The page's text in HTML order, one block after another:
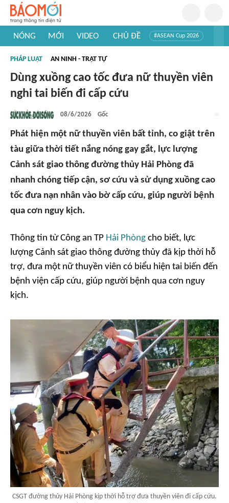
NÓNG MỚI VIDEO CHỦ ĐỀ #ASEAN Cup 2026
#Khám phá thế giới
PHÁP LUẬT AN NINH - TRẬT TỰ
Dùng xuồng cao tốc đưa nữ thuyền viên
nghi tai biến đi cấp cứu
08/6/2026 Gốc
Phát hiện một nữ thuyền viên bất tỉnh, co giật trên
tàu giữa thời tiết nắng nóng gay gắt, lực lượng
Cảnh sát giao thông đường thủy Hải Phòng đã
nhanh chóng tiếp cận, sơ cứu và sử dụng xuồng cao
tốc đưa nạn nhân vào bờ cấp cứu, giúp người bệnh
qua cơn nguy kịch.
Thông tin từ Công an TP Hải Phòng cho biết, lực
lượng Cảnh sát giao thông đường thủy đã kịp thời hỗ
trợ, đưa một nữ thuyền viên có biểu hiện tai biến đến
bệnh viện cấp cứu, giúp người bệnh qua cơn nguy
kịch.
CSGT đường thủy Hải Phòng kịp thời hỗ trợ đưa thuyền viên đi cấp cứu.